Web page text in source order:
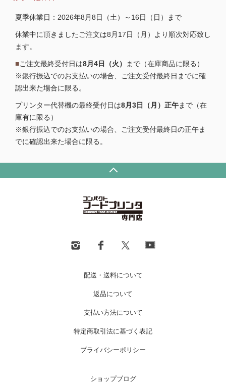
夏季休業日：2026年8月8日（土）～16日（日）まで
休業中に頂きましたご注文は8月17日（月）より順次対応致し
ます。
■ご注文最終受付日は8月4日（火）
まで（在庫商品に限る）
※銀行振込でのお支払いの場合、ご注文受付最終日までに確
認出来た場合に限る。
プリンター代替機の最終受付日は8月3日（月）正午まで（在
庫有に限る）
※銀行振込でのお支払いの場合、ご注文受付最終日の正午ま
でに確認出来た場合に限る。
配送・送料について
返品について
支払い方法について
特定商取引法に基づく表記
プライバシーポリシー
ショップブログ